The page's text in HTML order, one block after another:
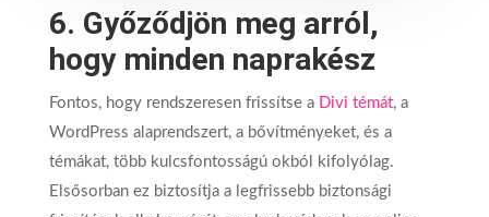
6. Győződjön meg arról,
hogy minden naprakész
Fontos, hogy rendszeresen frissítse a Divi témát, a
WordPress alaprendszert, a bővítményeket, és a
témákat, több kulcsfontosságú okból kifolyólag.
Elsősorban ez biztosítja a legfrissebb biztonsági